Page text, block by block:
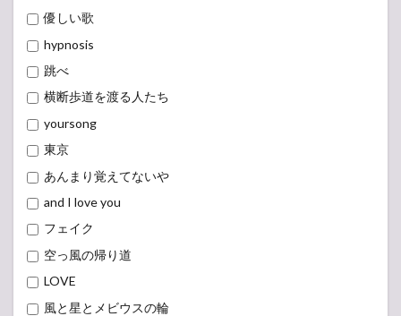
優しい歌
hypnosis
跳べ
横断歩道を渡る人たち
yoursong
東京
あんまり覚えてないや
and I love you
フェイク
空っ風の帰り道
LOVE
風と星とメビウスの輪